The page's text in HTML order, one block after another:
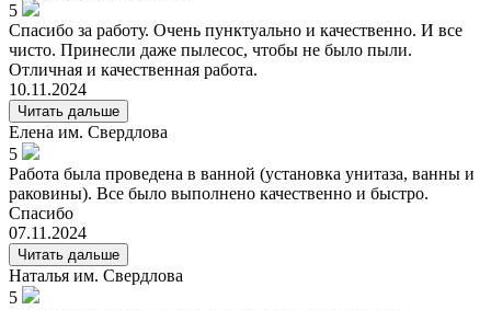
5
Спасибо за работу. Очень пунктуально и качественно. И все
чисто. Принесли даже пылесос, чтобы не было пыли.
Отличная и качественная работа.
10.11.2024
Читать дальше
Елена им. Свердлова
5
Работа была проведена в ванной (установка унитаза, ванны и
раковины). Все было выполнено качественно и быстро.
Спасибо
07.11.2024
Читать дальше
Наталья им. Свердлова
5